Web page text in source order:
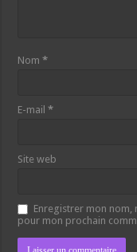
Nom*
E-mail*
Site web
Enregistrer mon nom,
pour mon prochain